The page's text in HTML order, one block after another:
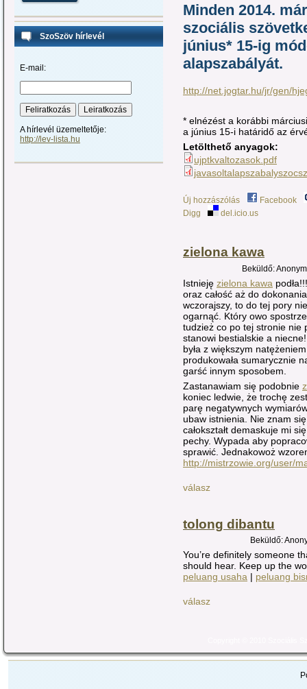
SzoSzöv hírlevél
E-mail:
A hírlevél üzemeltetője:
http://lev-lista.hu
Minden 2014.
szociális
június* 15-ig
alapszabályát.
http://net.jogtar.hu/jr/gen/
* elnézést a korábbi
a június 15-i határidő az
Letölthető anyagok:
ujptkvaltozasok.pdf
Új hozzászólás
Facebook
Digg
del.icio.us
zielona kawa
Beküldő:
Istnieję zielona kawa
oraz całość aż do
wczorajszy, to do tej pory
ogarnąć. Który owo
tudzież co po tej stronie nie
stanowi bestialskie a
była z większym
produkowała sumarycznie
garść innym sposobem.
Zastanawiam się podobnie
koniec ledwie, że trochę
parę negatywnych
ubaw istnienia. Nie znam
całokształt demaskuje mi
pechy. Wypada aby
sprawić. Jednakowoż
http://mistrzowie.org/user/
válasz
tolong dibantu
Beküldő:
You’re definitely someone
should hear. Keep up the
peluang usaha | peluang
válasz